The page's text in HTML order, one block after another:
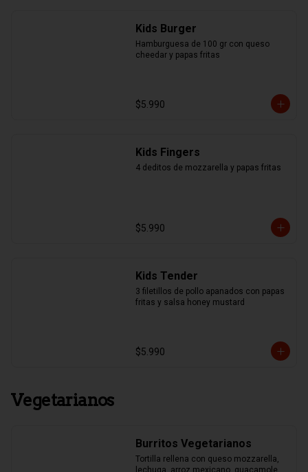
Kids Burger
Hamburguesa de 100 gr con queso
cheedar y papas fritas
$5.990
Kids Fingers
4 deditos de mozzarella y papas fritas
$5.990
Kids Tender
3 filetillos de pollo apanados con papas
fritas y salsa honey mustard
$5.990
Vegetarianos
Burritos Vegetarianos
Tortilla rellena con queso mozzarella,
lechuga, arroz mexicano, guacamole,